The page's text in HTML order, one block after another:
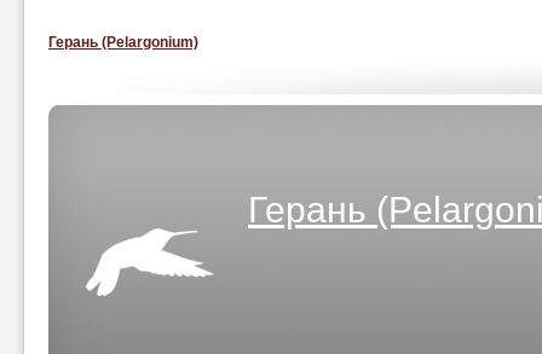
Герань (Pelargonium)
Герань